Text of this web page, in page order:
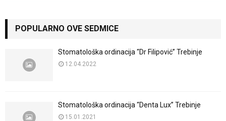
POPULARNO OVE SEDMICE
Stomatološka ordinacija “Dr Filipović” Trebinje
12.04.2022
Stomatološka ordinacija “Denta Lux” Trebinje
15.01.2021